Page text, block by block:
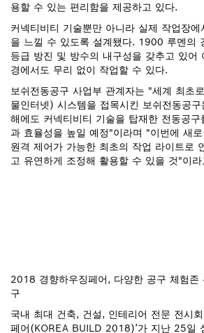
용할 수 있는 편리함을 제공하고 있다.
커넥티비티 기술뿐만 아니라 실제 작업장
을 느낄 수 있도록 설계됐다. 1900 루멘의
등급 방진 및 방수의 내구성을 갖추고 있어
경에서도 무리 없이 작업할 수 있다.
보쉬전동공구 사업부 관계자는 "세계 최초
물인터넷) 시스템을 접목시킨 보쉬전동공
해에도 커넥티비티 기술을 탑재한 전동공
과 효율성을 높일 예정"이라며 "이번에 새
원격 제어가 가능한 최초의 작업 라이트로
고 유연하게 조정해 활용할 수 있을 것"이
2018 경향하우징페어, 다양한 공구 체험존
구
국내 최대 건축, 건설, 인테리어 전문 전시
페어(KOREA BUILD 2018)’가 지난 25일